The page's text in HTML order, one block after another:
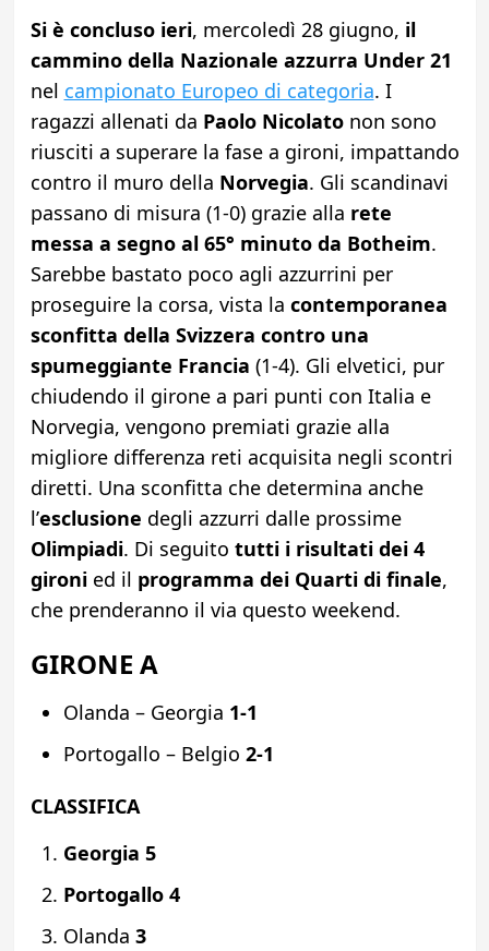
Si è concluso ieri, mercoledì 28 giugno, il
cammino della Nazionale azzurra Under 21
nel campionato Europeo di categoria. I
ragazzi allenati da Paolo Nicolatonon sono
riusciti a superare la fase a gironi, impattando
contro il muro della Norvegia. Gli scandinavi
passano di misura (1-0) grazie alla rete
messa a segno al 65° minuto da Botheim.
Sarebbe bastato poco agli azzurrini per
proseguire la corsa, vista la contemporanea
sconfitta della Svizzera contro una
spumeggiante Francia (1-4). Gli elvetici, pur
chiudendo il girone a pari punti con Italia e
Norvegia, vengono premiati grazie alla
migliore differenza reti acquisita negli scontri
diretti. Una sconfitta che determina anche
l’esclusione degli azzurri dalle prossime
Olimpiadi. Di seguito tutti i risultati dei 4
gironied il programma dei Quarti di finale,
che prenderanno il via questo weekend.
GIRONE A
Olanda – Georgia 1-1
Portogallo – Belgio 2-1
CLASSIFICA
Georgia 5
Portogallo 4
Olanda 3